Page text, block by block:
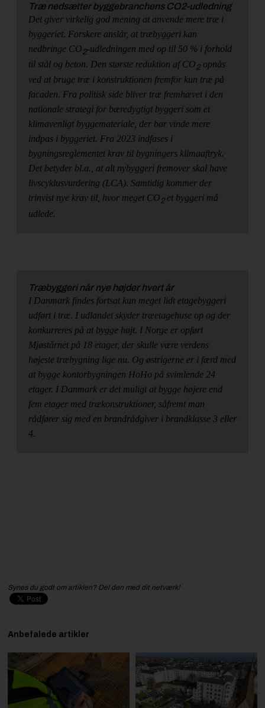
Træ nedsætter byggebranchens CO2-udledning
Det giver virkelig god mening at anvende mere træ i
byggeriet. Forskere anslår, at træbyggeri kan
nedbringe CO2-udledningen med op til 50 % i forhold
til stål og beton. Den største reduktion af CO2opnås
ved at bruge træ i konstruktionen fremfor kun træ på
facaden. Fra politisk side bliver træ fremhævet i den
nationale strategi for bæredygtigt byggeri som et
klimavenligt byggemateriale, der bør vinde mere
indpas i byggeriet. Fra 2023 indfases i
bygningsreglementet krav til bygningers klimaaftryk.
Det betyder bl.a., at alt nybyggeri fremover skal have
livscyklusvurdering (LCA). Samtidig kommer der
trinvist nye krav til, hvor meget CO2 et byggeri må
udlede.
Træbyggeri når nye højder hvert år
I Danmark findes fortsat kun meget lidt etagebyggeri
udført i træ. I udlandet skyder træetagehuse op og der
konkurreres på at bygge højt. I Norge er opført
Mjøstårnet på 18 etager, der skulle være verdens
højeste træbygning lige nu. Og østrigerne er i færd med
at bygge kontorbygningen HoHo på svimlende 24
etager. I Danmark er det muligt at bygge højere end
fem etager med trækonstruktioner, såfremt man
rådfører sig med en brandrådgiver i brandklasse 3 eller
4.
Synes du godt om artiklen? Del den med dit netværk!
Anbefalede artikler